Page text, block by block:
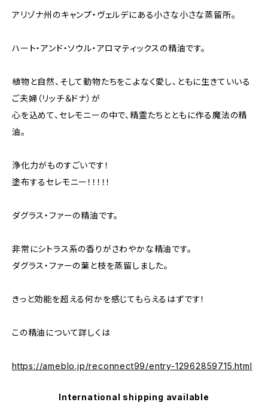
アリゾナ州のキャンプ・ヴェルデにある小さな小さな蒸留所。
ハート・アンド・ソウル・アロマティックスの精油です。
植物と自然、そして動物たちをこよなく愛し、ともに生きていいる
ご夫婦（リッチ＆ドナ）が
心を込めて、セレモニーの中で、精霊たちとともに作る魔法の精
油。
浄化力がものすごいです！
塗布するセレモニー！！！！！
ダグラス・ファーの精油です。
非常にシトラス系の香りがさわやかな精油です。
ダグラス・ファーの葉と枝を蒸留しました。
きっと効能を超える何かを感じてもらえるはずです！
この精油について詳しくは
https://ameblo.jp/reconnect99/entry-12962859715.html
International shipping available